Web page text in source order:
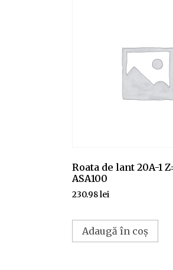
Roata de lant 20A-1
ASA100
230.98lei
Adaugă în coș